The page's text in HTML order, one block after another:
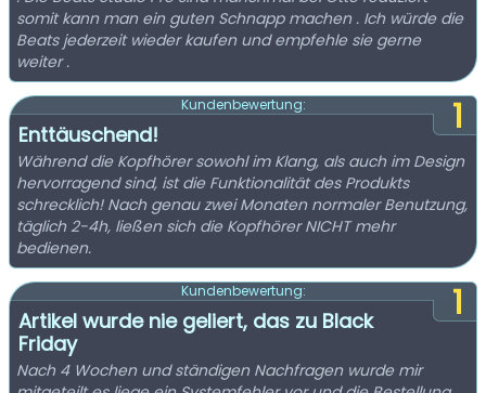
somit kann man ein guten Schnapp machen . Ich würde die
Beats jederzeit wieder kaufen und empfehle sie gerne
weiter .
1
Kundenbewertung:
Enttäuschend!
Während die Kopfhörer sowohl im Klang, als auch im Design
hervorragend sind, ist die Funktionalität des Produkts
schrecklich! Nach genau zwei Monaten normaler Benutzung,
täglich 2-4h, ließen sich die Kopfhörer NICHT mehr
bedienen.
1
Kundenbewertung:
Artikel wurde nie geliert, das zu Black
Friday
Nach 4 Wochen und ständigen Nachfragen wurde mir